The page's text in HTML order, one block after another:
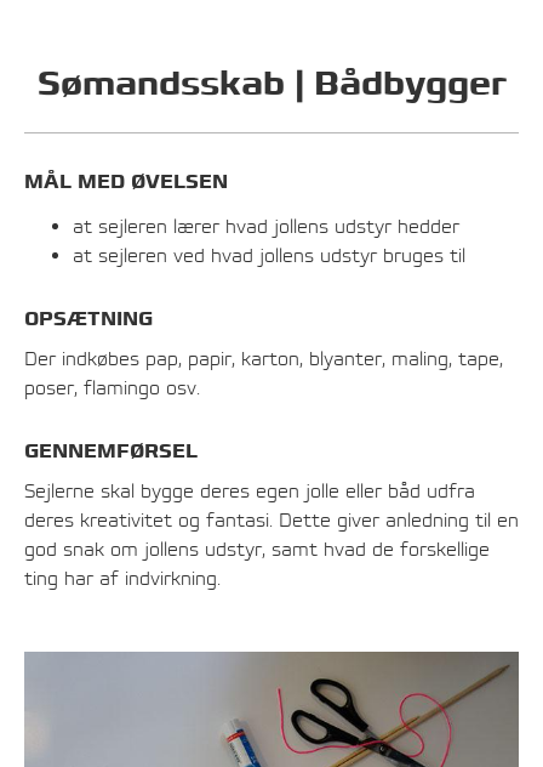
Sømandsskab | Bådbygger
MÅL MED ØVELSEN
at sejleren lærer hvad jollens udstyr hedder
at sejleren ved hvad jollens udstyr bruges til
OPSÆTNING
Der indkøbes pap, papir, karton, blyanter, maling, tape,
poser, flamingo osv.
GENNEMFØRSEL
Sejlerne skal bygge deres egen jolle eller båd udfra
deres kreativitet og fantasi. Dette giver anledning til en
god snak om jollens udstyr, samt hvad de forskellige
ting har af indvirkning.